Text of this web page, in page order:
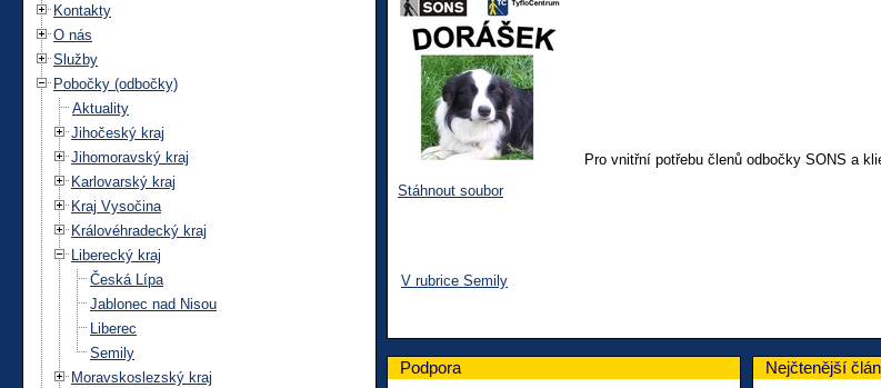
Kontakty
O nás
Služby
Pobočky (odbočky)
Aktuality
Jihočeský kraj
Jihomoravský kraj
Karlovarský kraj
Kraj Vysočina
Královéhradecký kraj
Liberecký kraj
Česká Lípa
Jablonec nad Nisou
Liberec
Semily
Moravskoslezský kraj
Pro vnitřní potřebu členů odbočky SONS a
Stáhnout soubor
V rubrice Semily
Podpora Nejčtenější